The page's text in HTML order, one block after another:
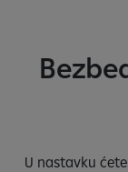
U nastavku